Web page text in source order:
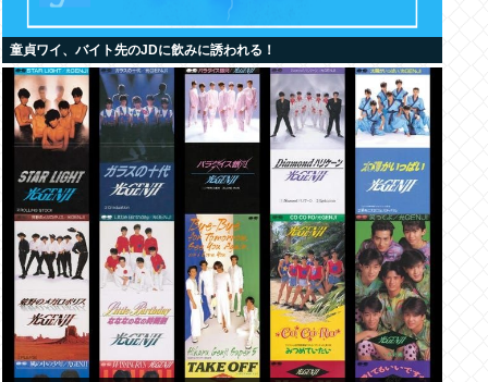
童貞ワイ、バイト先のJDに飲みに誘われる！